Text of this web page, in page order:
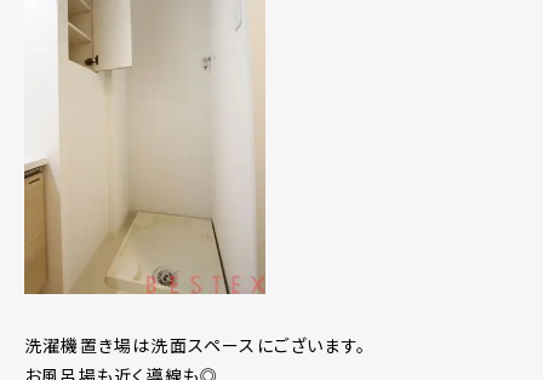
洗濯機置き場は洗面スペースにございます。